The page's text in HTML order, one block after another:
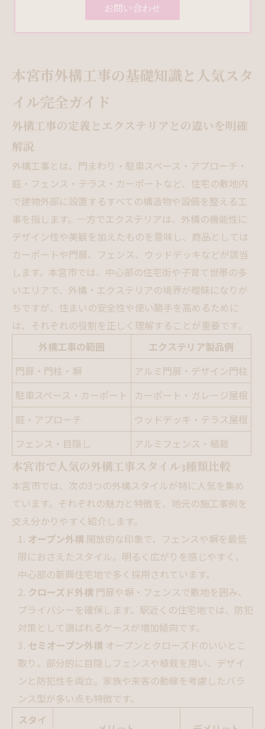
お問い合わせ
本宮市外構工事の基礎知識と人気スタ
イル完全ガイド
外構工事の定義とエクステリアとの違いを明確
解説
外構工事とは、門まわり・駐車スペース・アプローチ・
庭・フェンス・テラス・カーポートなど、住宅の敷地内
で建物外部に設置するすべての構造物や設備を整える工
事を指します。一方でエクステリアは、外構の機能性に
デザイン性や美観を加えたものを意味し、商品としては
カーポートや門扉、フェンス、ウッドデッキなどが該当
します。本宮市では、中心部の住宅街や子育て世帯の多
いエリアで、外構・エクステリアの境界が曖昧になりが
ちですが、住まいの安全性や使い勝手を高めるために
は、それぞれの役割を正しく理解することが重要です。
外構工事の範囲
エクステリア製品例
門扉・門柱・塀
アルミ門扉・デザイン門柱
駐車スペース・カーポート
カーポート・ガレージ屋根
庭・アプローチ
ウッドデッキ・テラス屋根
フェンス・目隠し
アルミフェンス・植栽
本宮市で人気の外構工事スタイル3種類比較
本宮市では、次の3つの外構スタイルが特に人気を集め
ています。それぞれの魅力と特徴を、地元の施工事例を
交え分かりやすく紹介します。
オープン外構 開放的な印象で、フェンスや塀を最低
限におさえたスタイル。明るく広がりを感じやすく、
中心部の新興住宅地で多く採用されています。
クローズド外構 門扉や塀・フェンスで敷地を囲み、
プライバシーを確保します。駅近くの住宅地では、防犯
対策として選ばれるケースが増加傾向です。
セミオープン外構 オープンとクローズドのいいとこ
取り。部分的に目隠しフェンスや植栽を用い、デザイ
ンと防犯性を両立。家族や来客の動線を考慮したバラ
ンス型が多い点も特徴です。
スタイ